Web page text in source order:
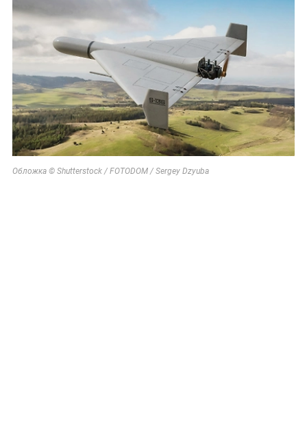
Обложка © Shutterstock / FOTODOM / Sergey Dzyuba